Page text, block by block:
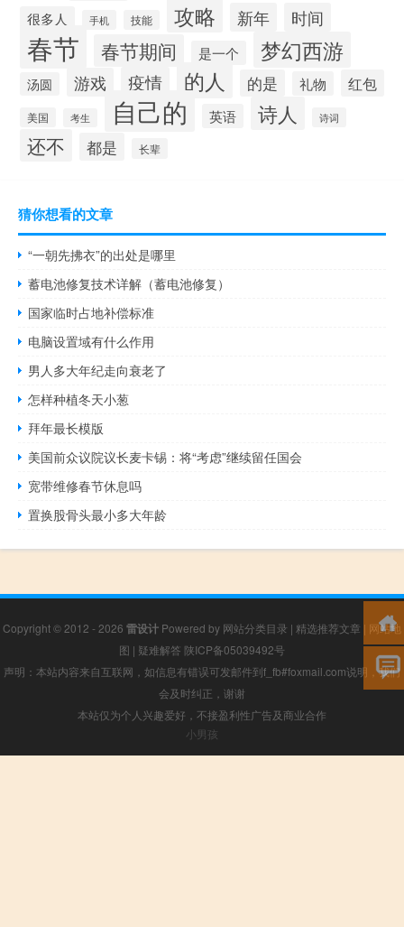
很多人 手机 技能 攻略 新年 时间
春节 春节期间 是一个 梦幻西游
汤圆 游戏 疫情 的人 的是 礼物 红包
美国 考生 自己的 英语 诗人 诗词
还不 都是 长辈
猜你想看的文章
“一朝先拂衣”的出处是哪里
蓄电池修复技术详解（蓄电池修复）
国家临时占地补偿标准
电脑设置域有什么作用
男人多大年纪走向衰老了
怎样种植冬天小葱
拜年最长模版
美国前众议院议长麦卡锡：将“考虑”继续留任国会
宽带维修春节休息吗
置换股骨头最小多大年龄
Copyright © 2012 - 2026 雷设计 Powered by 网站分类目录 | 精选推荐文章 | 网站地
图 | 疑难解答 陕ICP备05039492号
声明：本站内容来自互联网，如信息有错误可发邮件到f_fb#foxmail.com说明，我们
会及时纠正，谢谢
本站仅为个人兴趣爱好，不接盈利性广告及商业合作
小男孩